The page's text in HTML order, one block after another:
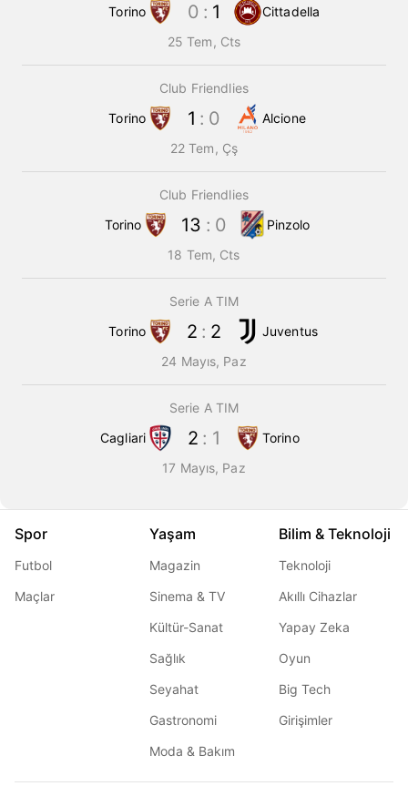
Torino
0 : 1
Cittadella
25 Tem, Cts
Club Friendlies
Torino
1 : 0
Alcione
22 Tem, Çş
Club Friendlies
Torino
13 : 0
Pinzolo
18 Tem, Cts
Serie A TIM
Torino
2 : 2
Juventus
24 Mayıs, Paz
Serie A TIM
Cagliari
2 : 1
Torino
17 Mayıs, Paz
Spor
Futbol
Maçlar
Yaşam
Magazin
Sinema & TV
Kültür-Sanat
Sağlık
Seyahat
Gastronomi
Moda & Bakım
Bilim & Teknoloji
Teknoloji
Akıllı Cihazlar
Yapay Zeka
Oyun
Big Tech
Girişimler